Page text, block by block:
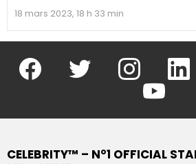
18 mars 2023, 18 h 33 min
facebook twitter instagram
youtube
CELEBRITY™ – N°1 OFFICIAL